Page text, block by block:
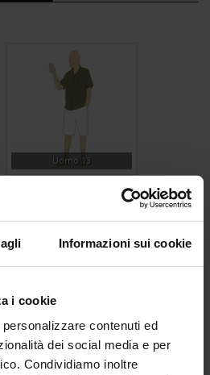
Informazioni sui cookie
i cookie
contenuti ed
dei social media e per
Condividiamo inoltre
Uomo 13
Doccia 05